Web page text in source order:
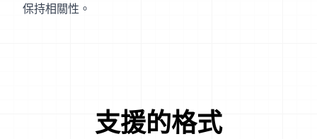
保持相關性。
支援的格式